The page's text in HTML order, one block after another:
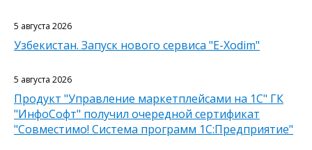
5 августа 2026
Узбекистан. Запуск нового сервиса "E-Xodim"
5 августа 2026
Продукт "Управление маркетплейсами на 1С" ГК
"ИнфоСофт" получил очередной сертификат
"Совместимо! Система программ 1С:Предприятие"